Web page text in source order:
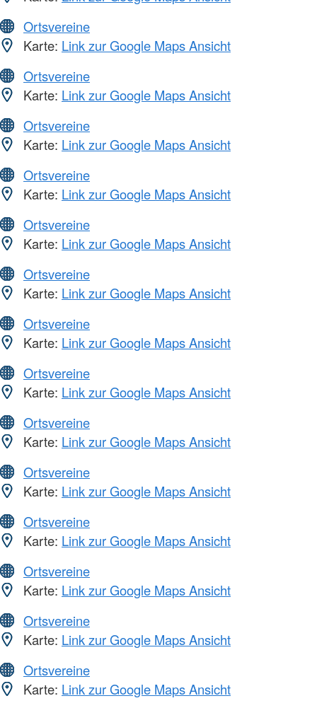
Ortsvereine
Karte: Link zur Google Maps Ansicht
Ortsvereine
Karte: Link zur Google Maps Ansicht
Ortsvereine
Karte: Link zur Google Maps Ansicht
Ortsvereine
Karte: Link zur Google Maps Ansicht
Ortsvereine
Karte: Link zur Google Maps Ansicht
Ortsvereine
Karte: Link zur Google Maps Ansicht
Ortsvereine
Karte: Link zur Google Maps Ansicht
Ortsvereine
Karte: Link zur Google Maps Ansicht
Ortsvereine
Karte: Link zur Google Maps Ansicht
Ortsvereine
Karte: Link zur Google Maps Ansicht
Ortsvereine
Karte: Link zur Google Maps Ansicht
Ortsvereine
Karte: Link zur Google Maps Ansicht
Ortsvereine
Karte: Link zur Google Maps Ansicht
Ortsvereine
Karte: Link zur Google Maps Ansicht